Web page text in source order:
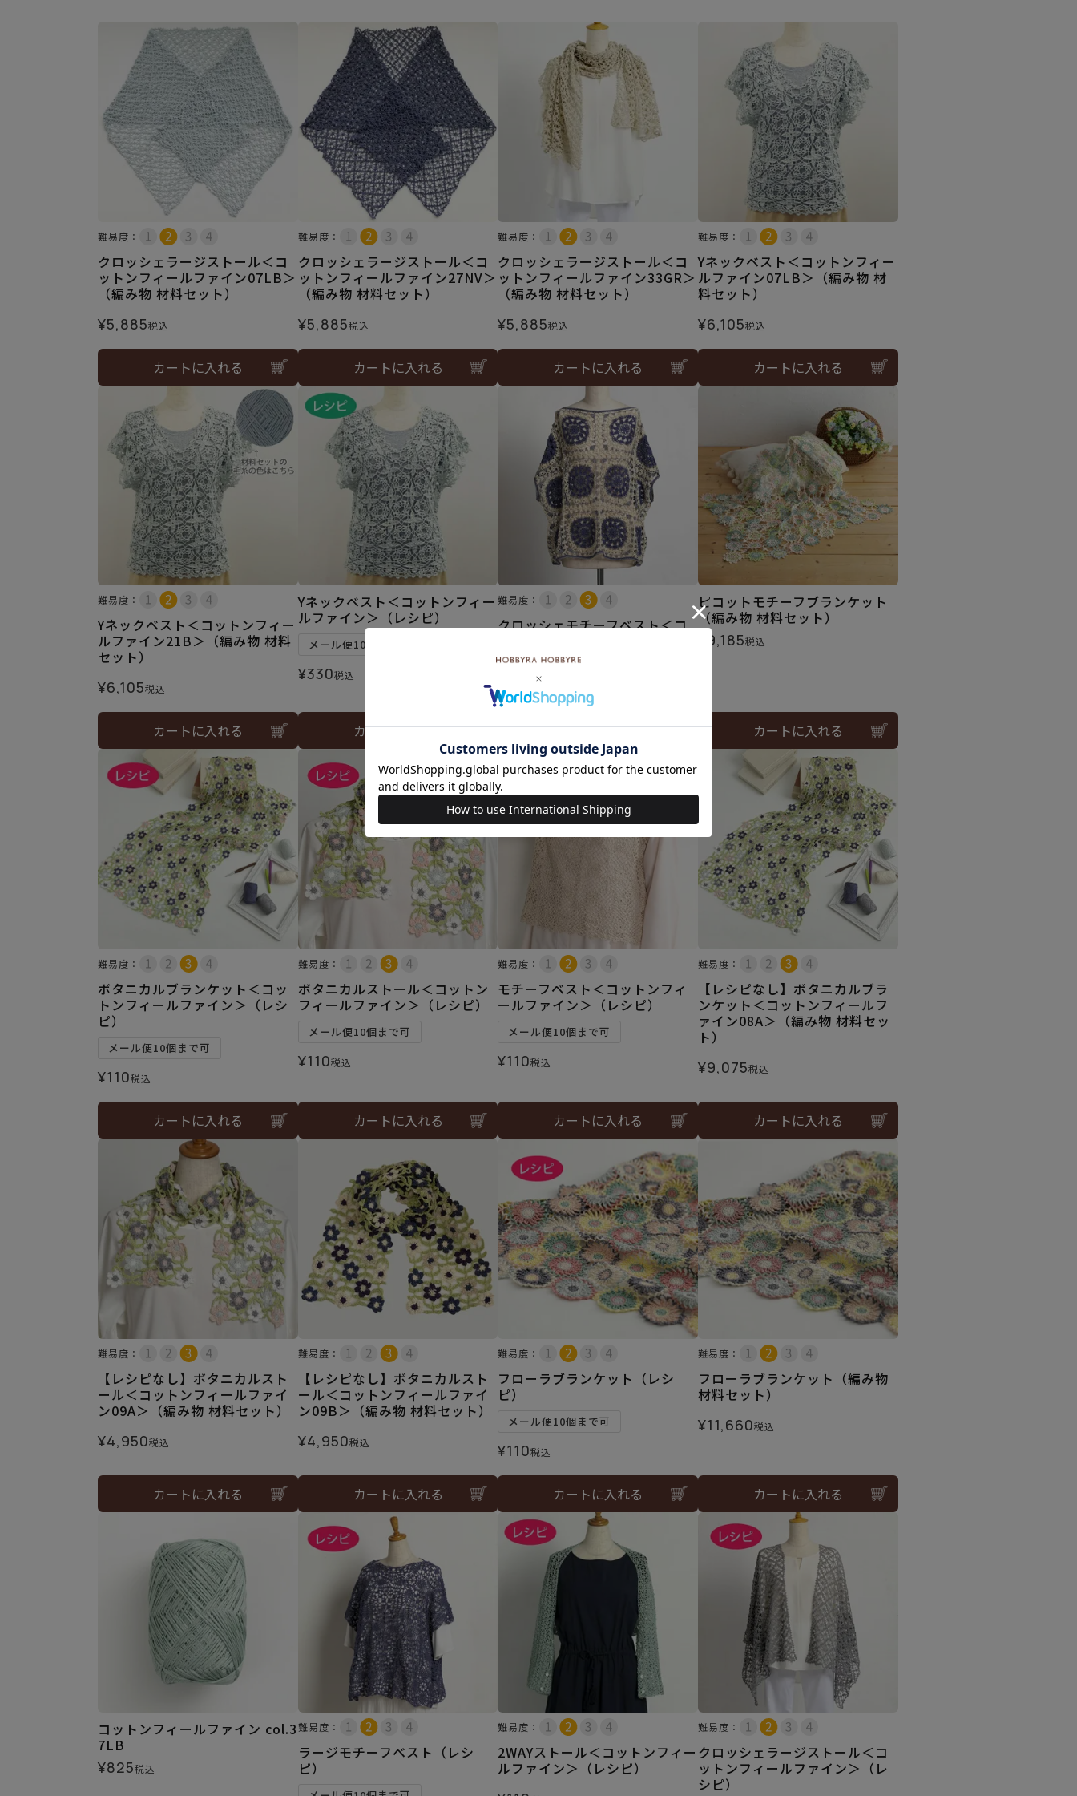
難易度：
クロッシェラージストール＜コ
ットンフィールファイン07LB＞
（編み物 材料セット）
¥5,885税込
カートに入れる
難易度：
クロッシェラージストール＜コ
ットンフィールファイン27NV＞
（編み物 材料セット）
¥5,885税込
カートに入れる
難易度：
クロッシェラージストール＜コ
ットンフィールファイン33GR＞
（編み物 材料セット）
¥5,885税込
カートに入れる
難易度：
Yネックベスト＜コットンフィー
ルファイン07LB＞（編み物 材
料セット）
¥6,105税込
カートに入れる
難易度：
Yネックベスト＜コットンフィー
ルファイン21B＞（編み物 材料
セット）
¥6,105税込
カートに入れる
Yネックベスト＜コットンフィー
ルファイン＞（レシピ）
メール便10個まで可
¥330税込
カートに入れる
難易度：
クロッシェモチーフベスト＜コ
み物 材料セット）
¥ 9,185
カートに入れる
ピコットモチーフブランケット
（編み物 材料セット）
9,185税込
カートに入れる
難易度：
ボタニカルブランケット＜コッ
トンフィールファイン＞（レシ
ピ）
メール便10個まで可
¥110税込
カートに入れる
難易度：
ボタニカルストール＜コットン
フィールファイン＞（レシピ）
メール便10個まで可
¥110税込
カートに入れる
難易度：
モチーフベスト＜コットンフィ
ールファイン＞（レシピ）
メール便10個まで可
¥110税込
カートに入れる
難易度：
【レシピなし】ボタニカルブラ
ンケット＜コットンフィールフ
ァイン08A＞（編み物 材料セッ
ト）
¥9,075税込
カートに入れる
難易度：
【レシピなし】ボタニカルスト
ール＜コットンフィールファイ
ン09A＞（編み物 材料セット）
¥4,950税込
カートに入れる
難易度：
【レシピなし】ボタニカルスト
ール＜コットンフィールファイ
ン09B＞（編み物 材料セット）
¥4,950税込
カートに入れる
難易度：
フローラブランケット（レシ
ピ）
メール便10個まで可
¥110税込
カートに入れる
難易度：
フローラブランケット（編み物
材料セット）
¥11,660税込
カートに入れる
コットンフィールファイン col.3
7LB
¥825税込
難易度：
ラージモチーフベスト（レシ
ピ）
難易度：
2WAYストール＜コットンフィー
ルファイン＞（レシピ）
難易度：
クロッシェラージストール＜コ
ットンフィールファイン＞（レ
シピ）